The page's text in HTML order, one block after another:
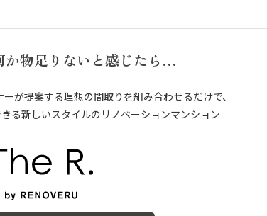
か物足りないと感じたら…
が提案する理想の間取りを組み合わせるだけで、
る新しいスタイルのリノベーションマンション